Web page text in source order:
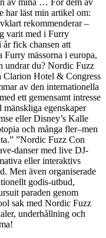
har läst min artikel om:
rekommenderar –
varit med i Furry
fick chansen att
Furry mässorna i europa,
undrar du? Nordic Fuzz
Clarion Hotel & Congress
av den internationella
ett gemensamt intresse
egenskaper
eller Disney’s Kalle
och många fler–men
”Nordic Fuzz Con
danser med live DJ-
eller interaktivs
Men även organiserade
godis-utbud,
paraden genom
sak med Nordic Fuzz
underhållning och